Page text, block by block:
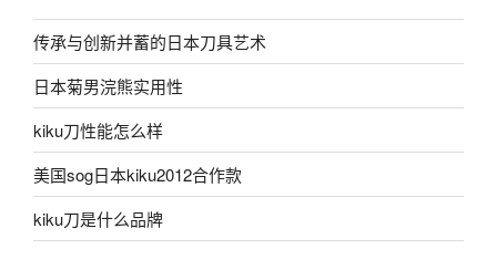
传承与创新并蓄的日本刀具艺术
日本菊男浣熊实用性
kiku刀性能怎么样
美国sog日本kiku2012合作款
kiku刀是什么品牌